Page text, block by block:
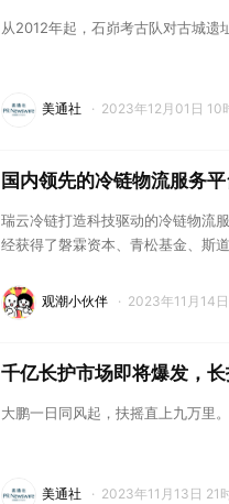
从2012年起，石峁考古队对古城遗
美通社 · 2023年12月01日 10
国内领先的冷链物流服务
瑞云冷链打造科技驱动的冷链物流
经获得了磐霖资本、青松基金、斯
观潮小伙伴 · 2023年11月14
千亿长护市场即将爆发，
大鹏一日同风起，扶摇直上九万里。
美通社 · 2023年11月13日 21